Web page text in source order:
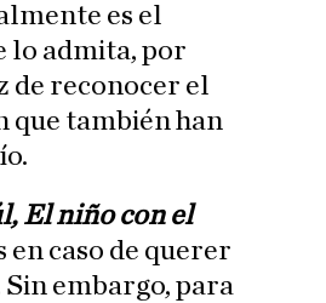
es el
lo admita, por
de reconocer el
que también han
El niño con el
en caso de querer
embargo, para